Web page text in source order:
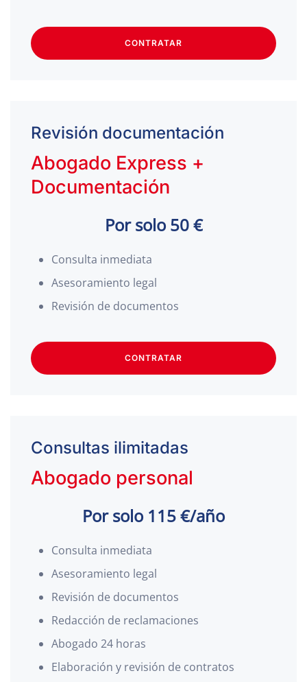
CONTRATAR
Revisión documentación
Abogado Express +
Documentación
Por solo 50 €
Consulta inmediata
Asesoramiento legal
Revisión de documentos
CONTRATAR
Consultas ilimitadas
Abogado personal
Por solo 115 €/año
Consulta inmediata
Asesoramiento legal
Revisión de documentos
Redacción de reclamaciones
Abogado 24 horas
Elaboración y revisión de contratos